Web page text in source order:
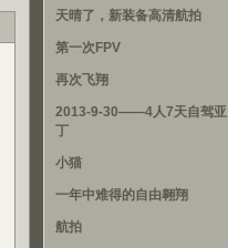
天晴了，新装备高清航拍
第一次FPV
再次飞翔
2013-9-30——4人7天自驾亚
丁
小猫
一年中难得的自由翱翔
航拍